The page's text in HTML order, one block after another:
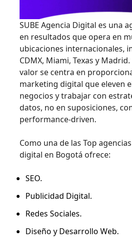
SUBE Agencia Digital es una
en resultados que opera en
ubicaciones internacionales,
CDMX, Miami, Texas y
valor se centra en
marketing digital que eleven
negocios y trabajar con
datos, no en suposiciones,
performance-driven.
Como una de las Top
digital en Bogotá ofrece:
SEO.
Publicidad Digital.
Redes Sociales.
Diseño y Desarrollo Web.